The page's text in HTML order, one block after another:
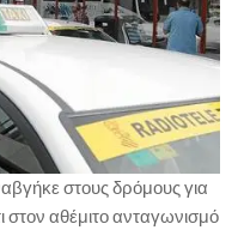
στους δρόμους για
στον αθέμιτο ανταγωνισμό